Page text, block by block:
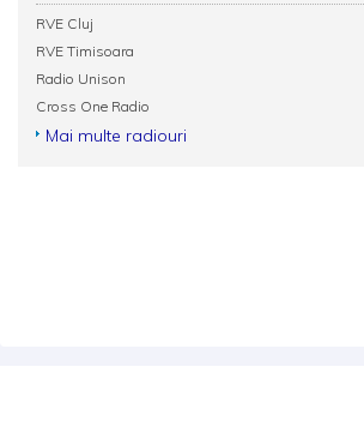
RVE Cluj
RVE Timisoara
Radio Unison
Cross One Radio
Mai multe radiouri